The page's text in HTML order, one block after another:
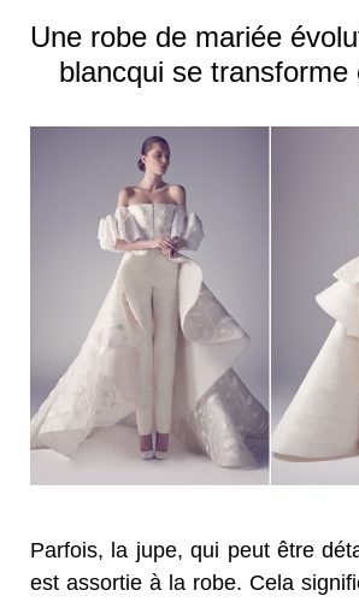
Une robe de mariée
blancqui se transforme
Parfois, la jupe, qui peut être
est assortie à la robe. Cela